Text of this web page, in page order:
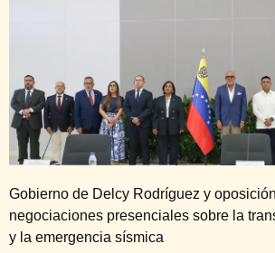
Gobierno de Delcy Rodríguez y
negociaciones presenciales sobre la
y la emergencia sísmica